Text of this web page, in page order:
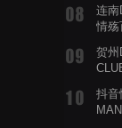
连南
情殇
贺州
抖音